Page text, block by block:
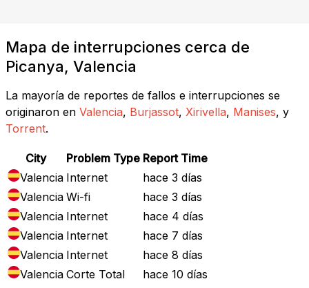
Mapa de interrupciones cerca de
Picanya, Valencia
La mayoría de reportes de fallos e interrupciones se
originaron en Valencia, Burjassot, Xirivella, Manises, y
Torrent.
City Problem Type Report Time
Valencia Internet
hace 3 días
Valencia Wi-fi
hace 3 días
Valencia Internet
hace 4 días
Valencia Internet
hace 7 días
Valencia Internet
hace 8 días
Valencia Corte Total hace 10 días